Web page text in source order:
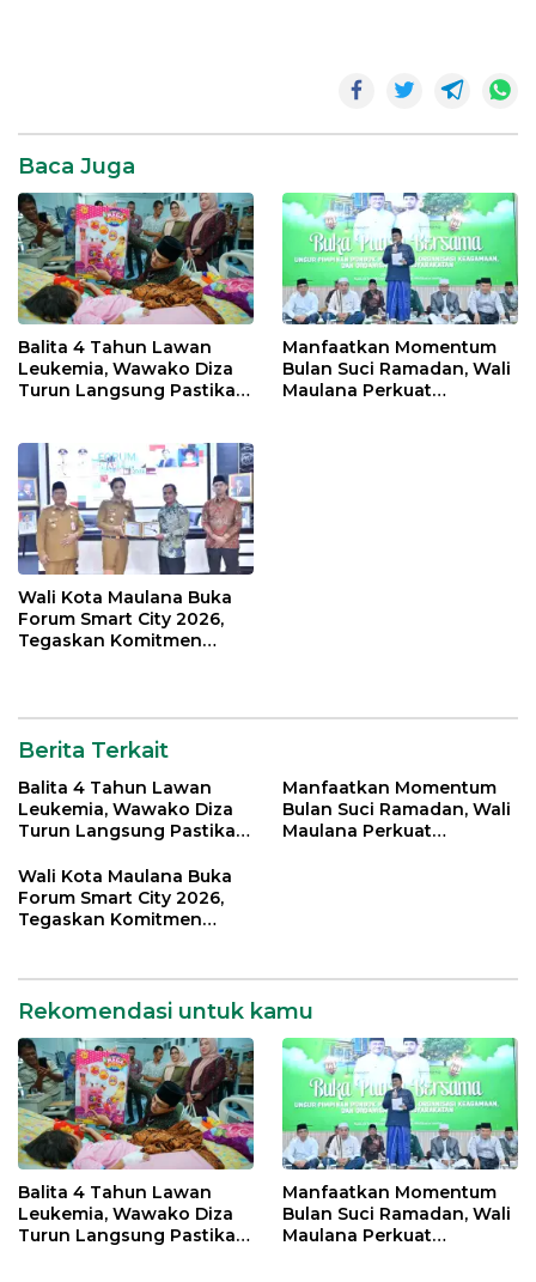
Bupati
Tanjab
Barat
Baca Juga
Balita 4 Tahun Lawan
Leukemia, Wawako Diza
Turun Langsung Pastikan
Manfaatkan Momentum
Bulan Suci Ramadan, Wali
Maulana Perkuat
Wali Kota Maulana Buka
Forum Smart City 2026,
Tegaskan Komitmen
Berita Terkait
Balita 4 Tahun Lawan
Leukemia, Wawako Diza
Turun Langsung Pastikan
Manfaatkan Momentum
Bulan Suci Ramadan, Wali
Maulana Perkuat
Wali Kota Maulana Buka
Forum Smart City 2026,
Tegaskan Komitmen
Rekomendasi untuk kamu
Balita 4 Tahun Lawan
Leukemia, Wawako Diza
Turun Langsung Pastikan
Manfaatkan Momentum
Bulan Suci Ramadan, Wali
Maulana Perkuat